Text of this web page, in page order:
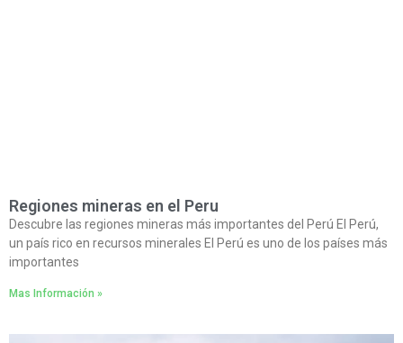
Regiones mineras en el Peru
Descubre las regiones mineras más importantes del Perú El Perú,
un país rico en recursos minerales El Perú es uno de los países más
importantes
Mas Información »